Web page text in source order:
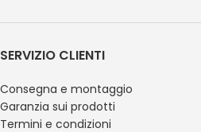
SERVIZIO CLIENTI
Consegna e montaggio
Garanzia sui prodotti
Termini e condizioni